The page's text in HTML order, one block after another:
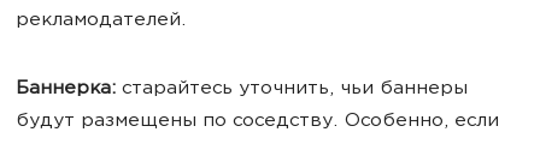
рекламодателей.
Баннерка: старайтесь уточнить, чьи баннеры
будут размещены по соседству. Особенно, если